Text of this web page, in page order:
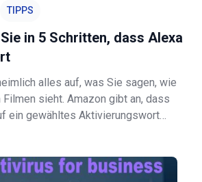
TIPPS
in 5 Schritten, dass Alexa
alles auf, was Sie sagen, wie
sieht. Amazon gibt an, dass
ein gewähltes Aktivierungswort